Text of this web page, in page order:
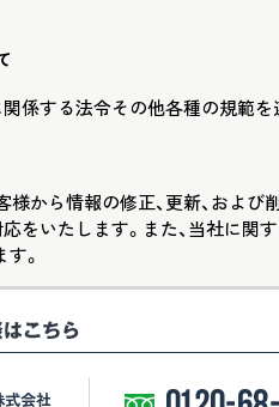
係する法令その他各種の規範を
から情報の修正、更新、およ
をいたします。また、当社に
。
式会社